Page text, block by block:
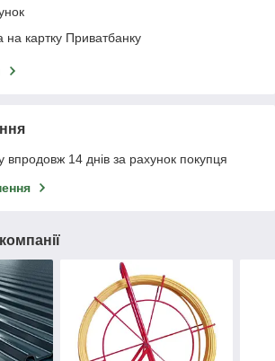
картку Приватбанку
впродовж 14 днів за рахунок покупця